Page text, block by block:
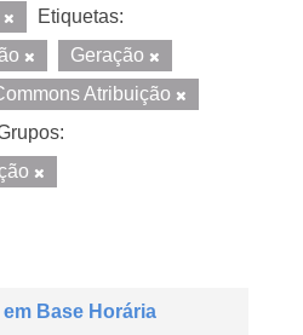
Etiquetas:
Geração
Atribuição
Base Horária